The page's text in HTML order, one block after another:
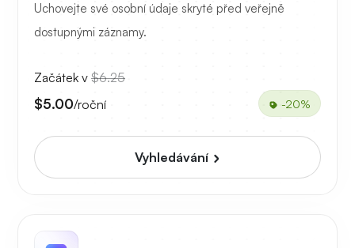
Uchovejte své osobní údaje skryté před veřejně
dostupnými záznamy.
Začátek v $6.25
$5.00/roční -20%
Vyhledávání